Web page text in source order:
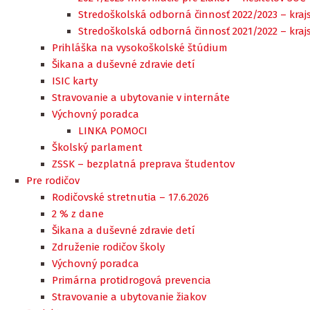
Stredoškolská odborná činnosť 2022/2023 –
Stredoškolská odborná činnosť 2021/2022 –
Prihláška na vysokoškolské štúdium
Šikana a duševné zdravie detí
ISIC karty
Stravovanie a ubytovanie v internáte
Výchovný poradca
LINKA POMOCI
Školský parlament
ZSSK – bezplatná preprava študentov
Pre rodičov
Rodičovské stretnutia – 17.6.2026
2 % z dane
Šikana a duševné zdravie detí
Združenie rodičov školy
Výchovný poradca
Primárna protidrogová prevencia
Stravovanie a ubytovanie žiakov